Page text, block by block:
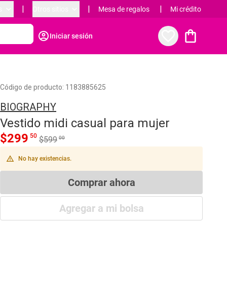
| | Mesa de regalos | Mi crédito
Iniciar sesión
account_circle shopping_bag
Código de producto: 1183885625
BIOGRAPHY
Vestido midi casual para mujer
$299 50 $599 00
warning_amber No hay existencias.
Comprar ahora
Agregar a mi bolsa